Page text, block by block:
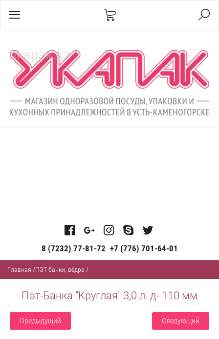
8 (7232) 77-81-72 +7 (776) 701-64-01
Главная /ПЭТ банки, вёдра /
Пэт-Банка "Круглая" 3,0 л. д- 110 мм
Предыдущий Следующий